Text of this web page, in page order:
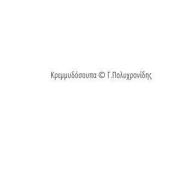
Κρεμμυδόσουπα © Γ.Πολυχρονίδης